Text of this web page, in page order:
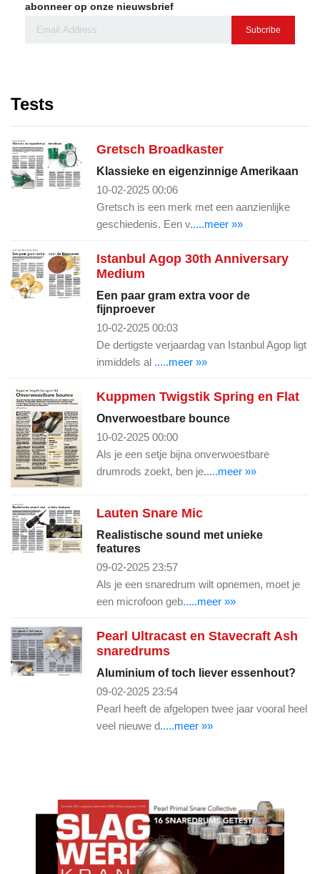
abonneer op onze nieuwsbrief
Subcribe
Tests
Gretsch Broadkaster
Klassieke en eigenzinnige Amerikaan
10-02-2025 00:06
Gretsch is een merk met een aanzienlijke
geschiedenis. Een v.....meer »»
Istanbul Agop 30th Anniversary
Medium
Een paar gram extra voor de
fijnproever
10-02-2025 00:03
De dertigste verjaardag van Istanbul Agop ligt
inmiddels al .....meer »»
Kuppmen Twigstik Spring en Flat
Onverwoestbare bounce
10-02-2025 00:00
Als je een setje bijna onverwoestbare
drumrods zoekt, ben je.....meer »»
Lauten Snare Mic
Realistische sound met unieke
features
09-02-2025 23:57
Als je een snaredrum wilt opnemen, moet je
een microfoon geb.....meer »»
Pearl Ultracast en Stavecraft Ash
snaredrums
Aluminium of toch liever essenhout?
09-02-2025 23:54
Pearl heeft de afgelopen twee jaar vooral heel
veel nieuwe d.....meer »»